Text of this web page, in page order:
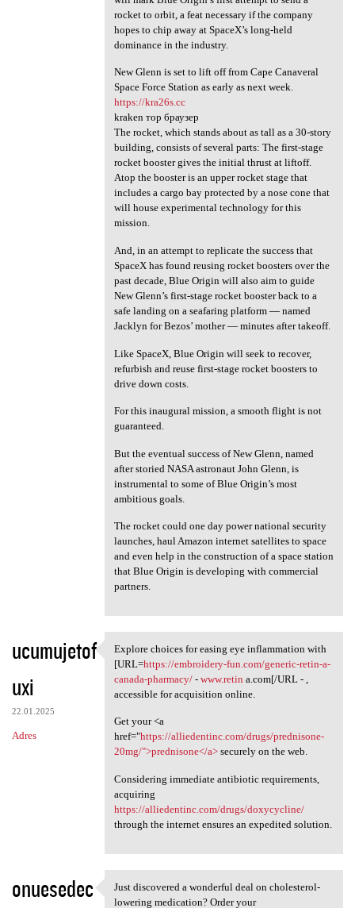
rocket to orbit, a feat necessary if the company
hopes to chip away at SpaceX’s long-held
dominance in the industry.
New Glenn is set to lift off from Cape Canaveral
Space Force Station as early as next week.
https://kra26s.cc
kraken тор браузер
The rocket, which stands about as tall as a 30-story
building, consists of several parts: The first-stage
rocket booster gives the initial thrust at liftoff.
Atop the booster is an upper rocket stage that
includes a cargo bay protected by a nose cone that
will house experimental technology for this
mission.
And, in an attempt to replicate the success that
SpaceX has found reusing rocket boosters over the
past decade, Blue Origin will also aim to guide
New Glenn’s first-stage rocket booster back to a
safe landing on a seafaring platform — named
Jacklyn for Bezos’ mother — minutes after takeoff.
Like SpaceX, Blue Origin will seek to recover,
refurbish and reuse first-stage rocket boosters to
drive down costs.
For this inaugural mission, a smooth flight is not
guaranteed.
But the eventual success of New Glenn, named
after storied NASA astronaut John Glenn, is
instrumental to some of Blue Origin’s most
ambitious goals.
The rocket could one day power national security
launches, haul Amazon internet satellites to space
and even help in the construction of a space station
that Blue Origin is developing with commercial
partners.
ucumujetof
uxi
22.01.2025
Adres
Explore choices for easing
Explore choices for easing eye inflammation with
[URL=https://embroidery-fun.com/generic-retin-a-
canada-pharmacy/- www.retin a.com[/URL - ,
accessible for acquisition online.
Get your <a
href="https://alliedentinc.com/drugs/prednisone-
20mg/">prednisone</a>securely on the web.
Considering immediate antibiotic requirements,
acquiring
https://alliedentinc.com/drugs/doxycycline/
through the internet ensures an expedited solution.
onuesedec Just discovered a wonderful
Just discovered a wonderful deal on cholesterol-
lowering medication? Order your